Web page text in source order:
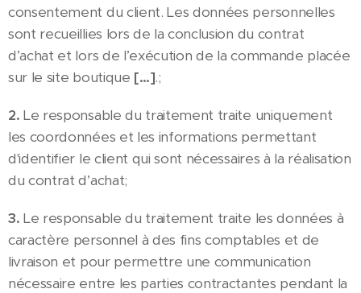
consentement du client. Les données personnelles
sont recueillies lors de la conclusion du contrat
d’achat et lors de l’exécution de la commande placée
sur le site boutique […].;
2. Le responsable du traitement traite uniquement
les coordonnées et les informations permettant
d'identifier le client qui sont nécessaires à la réalisation
du contrat d’achat;
3.Le responsable du traitement traite les données à
caractère personnel à des fins comptables et de
livraison et pour permettre une communication
nécessaire entre les parties contractantes pendant la